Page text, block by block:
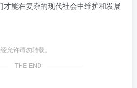
才能在复杂的现代社会中维护和发展
允许请勿转载。
THE END